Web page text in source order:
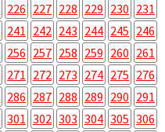
226 227 228 229 230 231
241 242 243 244 245 246
256 257 258 259 260 261
271 272 273 274 275 276
286 287 288 289 290 291
301 302 303 304 305 306